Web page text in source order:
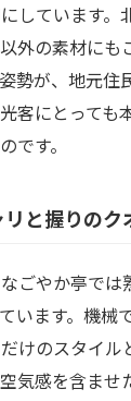
しています。
外の素材にも
勢が、地元住
客にとっても
です。
と握りのク
ごやか亭では
います。機械
けのスタイル
気感を含ませ